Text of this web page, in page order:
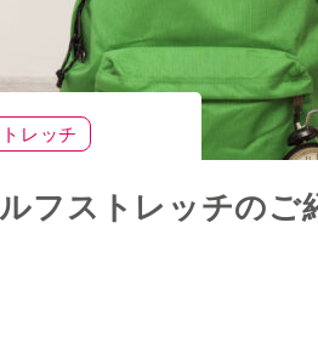
レッチ
フストレッチのご